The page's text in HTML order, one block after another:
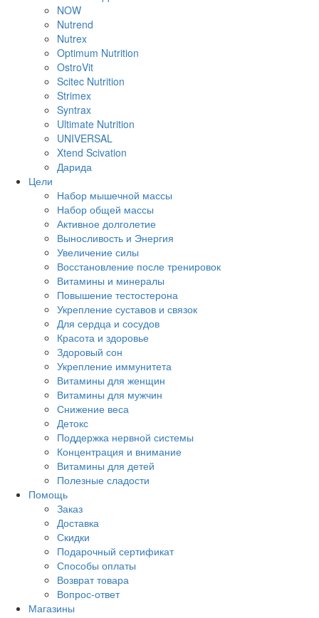
NOW
Nutrend
Nutrex
Optimum Nutrition
OstroVit
Scitec Nutrition
Strimex
Syntrax
Ultimate Nutrition
UNIVERSAL
Xtend Scivation
Дарида
Цели
Набор мышечной массы
Набор общей массы
Активное долголетие
Выносливость и Энергия
Увеличение силы
Восстановление после тренировок
Витамины и минералы
Повышение тестостерона
Укрепление суставов и связок
Для сердца и сосудов
Красота и здоровье
Здоровый сон
Укрепление иммунитета
Витамины для женщин
Витамины для мужчин
Снижение веса
Детокс
Поддержка нервной системы
Концентрация и внимание
Витамины для детей
Полезные сладости
Помощь
Заказ
Доставка
Скидки
Подарочный сертификат
Способы оплаты
Возврат товара
Вопрос-ответ
Магазины